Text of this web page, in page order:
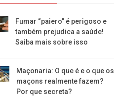
Fumar “paiero” é perigoso e
também prejudica a saúde!
Saiba mais sobre isso
Maçonaria: O que é e o que os
maçons realmente fazem?
Por que secreta?